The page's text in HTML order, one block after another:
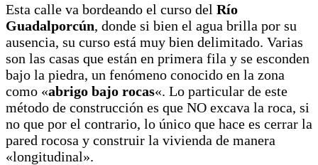
Esta calle va bordeando el curso del Río
Guadalporcún, donde si bien el agua brilla por su
ausencia, su curso está muy bien delimitado. Varias
son las casas que están en primera fila y se esconden
bajo la piedra, un fenómeno conocido en la zona
como «abrigo bajo rocas«. Lo particular de este
método de construcción es que NO excava la roca, si
no que por el contrario, lo único que hace es cerrar la
pared rocosa y construir la vivienda de manera
«longitudinal».